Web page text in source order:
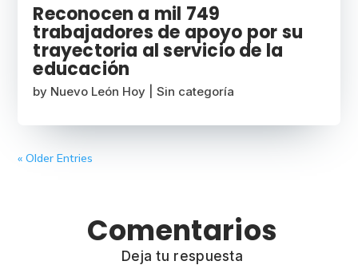
Reconocen a mil 749
trabajadores de apoyo por su
trayectoria al servicio de la
educación
by Nuevo León Hoy |Sin categoría
« Older Entries
Comentarios
Deja tu respuesta